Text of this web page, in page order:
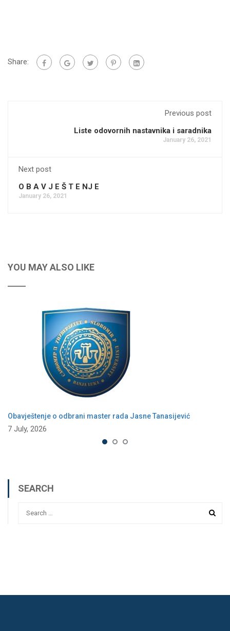
Share:
Previous post
Liste odovornih nastavnika i saradnika
January 26, 2021
Next post
O B A V J E Š T E NJ E
January 26, 2021
YOU MAY ALSO LIKE
Obavještenje o odbrani master rada Jasne Tanasijević
7 July, 2026
SEARCH